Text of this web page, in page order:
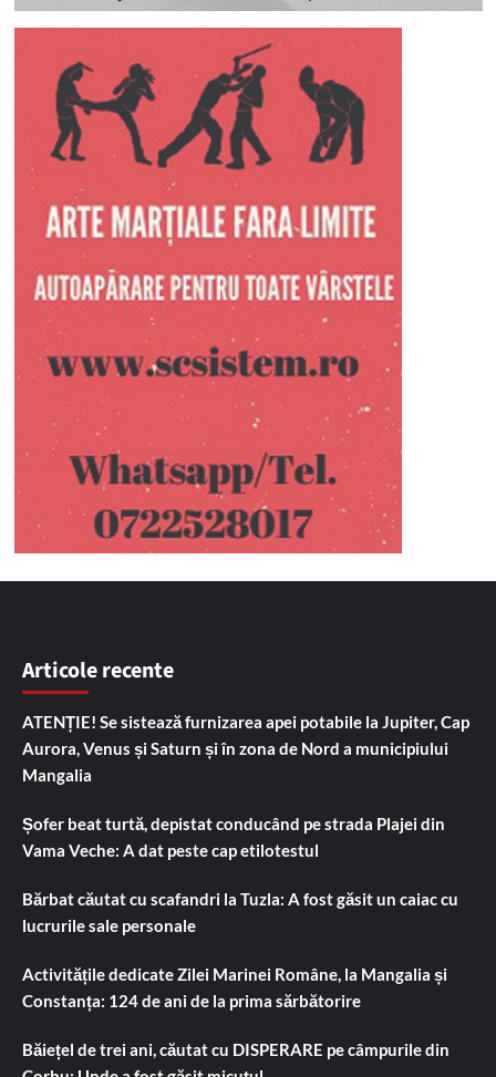
Articole recente
ATENȚIE! Se sistează furnizarea apei potabile la Jupiter, Cap
Aurora, Venus și Saturn și în zona de Nord a municipiului
Mangalia
Șofer beat turtă, depistat conducând pe strada Plajei din
Vama Veche: A dat peste cap etilotestul
Bărbat căutat cu scafandri la Tuzla: A fost găsit un caiac cu
lucrurile sale personale
Activitățile dedicate Zilei Marinei Române, la Mangalia și
Constanța: 124 de ani de la prima sărbătorire
Băiețel de trei ani, căutat cu DISPERARE pe câmpurile din